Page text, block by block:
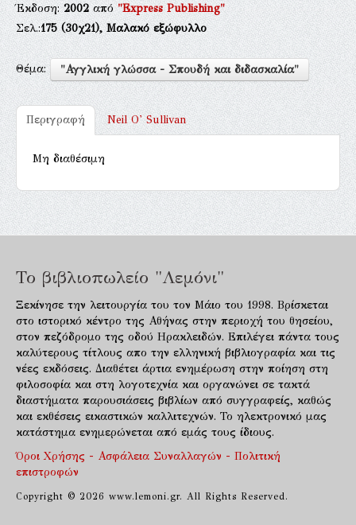
Έκδοση:2002από"Express Publishing"
Σελ.:175(30χ21), Μαλακό εξώφυλλο
Θέμα: "Αγγλική γλώσσα - Σπουδή και διδασκαλία"
Περιγραφή Neil O' Sullivan
Μη διαθέσιμη
Το βιβλιοπωλείο "Λεμόνι"
Ξεκίνησε την λειτουργία του τον Μάιο του 1998. Βρίσκεται
στο ιστορικό κέντρο της Αθήνας στην περιοχή του θησείου,
στον πεζόδρομο της οδού Ηρακλειδών. Επιλέγει πάντα τους
καλύτερους τίτλους απο την ελληνική βιβλιογραφία και τις
νέες εκδόσεις. Διαθέτει άρτια ενημέρωση στην ποίηση στη
φιλοσοφία και στη λογοτεχνία και οργανώνει σε τακτά
διαστήματα παρουσιάσεις βιβλίων από συγγραφείς, καθώς
και εκθέσεις εικαστικών καλλιτεχνών. Το ηλεκτρονικό μας
κατάστημα ενημερώνεται από εμάς τους ίδιους.
Όροι Χρήσης - Ασφάλεια Συναλλαγών - Πολιτική
επιστροφών
Copyright © 2026 www.lemoni.gr. All Rights Reserved.